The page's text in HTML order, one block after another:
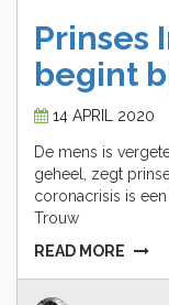
Prinses
begint
14 APRIL 2020
De mens is
geheel, zegt
coronacrisis is
Trouw
READ MORE